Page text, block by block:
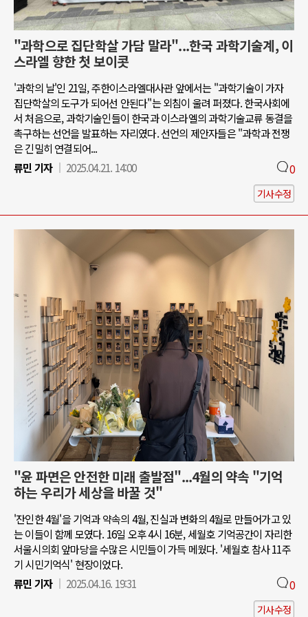
"과학으로 집단학살 가담 말라"...한국 과학기술계, 이
스라엘 향한 첫 보이콧
'과학의 날'인 21일, 주한이스라엘대사관 앞에서는 "과학기술이 가자
집단학살의 도구가 되어선 안된다"는 외침이 울려 퍼졌다. 한국사회에
서 처음으로, 과학기술인들이 한국과 이스라엘의 과학기술교류 동결을
촉구하는 선언을 발표하는 자리였다. 선언의 제안자들은 "과학과 전쟁
은 긴밀히 연결되어...
류민 기자
2025.04.21. 14:00 0
기사수정
"윤 파면은 안전한 미래 출발점"...4월의 약속 "기억
하는 우리가 세상을 바꿀 것"
'잔인한 4월'을 기억과 약속의 4월, 진실과 변화의 4월로 만들어가고 있
는 이들이 함께 모였다. 16일 오후 4시 16분, 세월호 기억공간이 자리한
서울시의회 앞마당을 수많은 시민들이 가득 메웠다. '세월호 참사 11주
기 시민기억식' 현장이었다.
류민 기자
2025.04.16. 19:31 0
기사수정